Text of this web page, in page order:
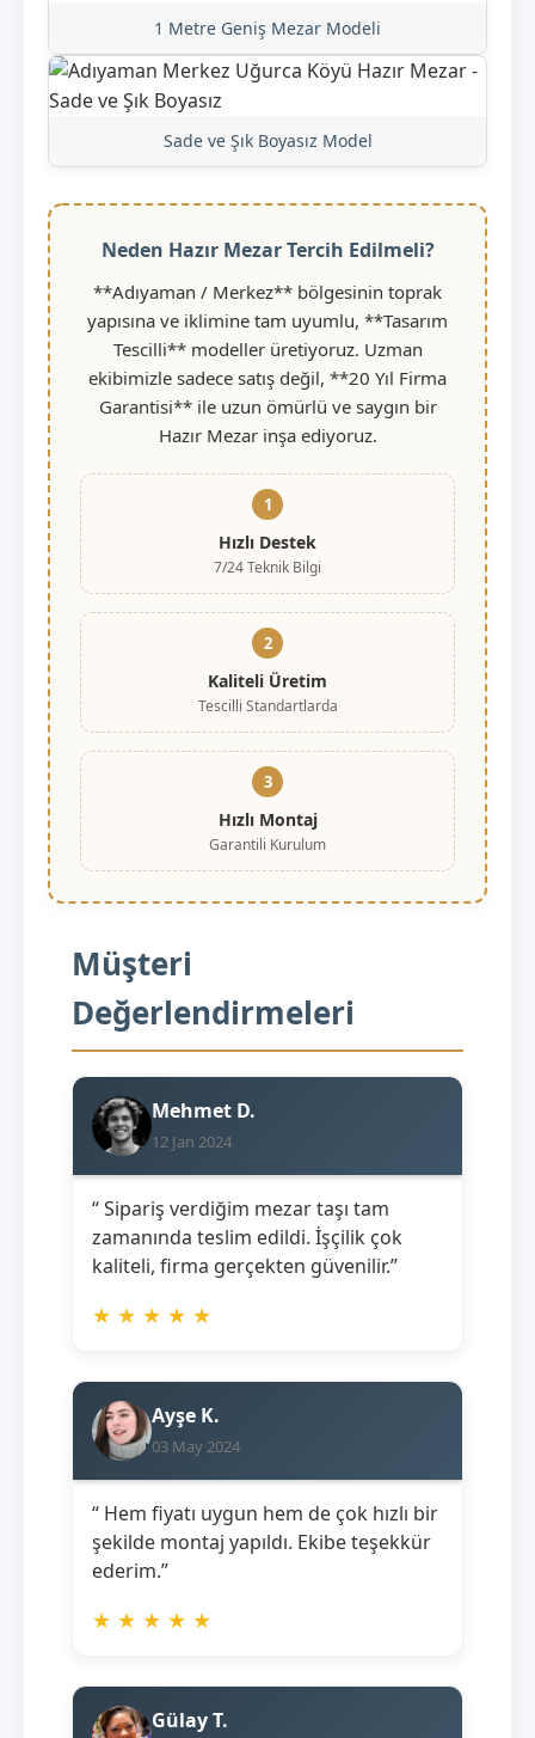
1 Metre Geniş Mezar Modeli
Sade ve Şık Boyasız Model
Neden Hazır Mezar Tercih Edilmeli?
**Adıyaman / Merkez** bölgesinin toprak
yapısına ve iklimine tam uyumlu, **Tasarım
Tescilli** modeller üretiyoruz. Uzman
ekibimizle sadece satış değil, **20 Yıl Firma
Garantisi** ile uzun ömürlü ve saygın bir
Hazır Mezar inşa ediyoruz.
1
Hızlı Destek
7/24 Teknik Bilgi
2
Kaliteli Üretim
Tescilli Standartlarda
3
Hızlı Montaj
Garantili Kurulum
Müşteri
Değerlendirmeleri
Mehmet D.
12 Jan 2024
“ Sipariş verdiğim mezar taşı tam
zamanında teslim edildi. İşçilik çok
kaliteli, firma gerçekten güvenilir.”
★ ★ ★ ★ ★
Ayşe K.
03 May 2024
“ Hem fiyatı uygun hem de çok hızlı bir
şekilde montaj yapıldı. Ekibe teşekkür
ederim.”
★ ★ ★ ★ ★
Gülay T.